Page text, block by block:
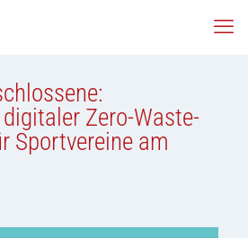
Zero-Waste-
Sportvereine am